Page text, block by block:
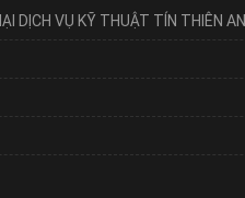
DỊCH VỤ KỸ THUẬT TÍN THIÊN AN